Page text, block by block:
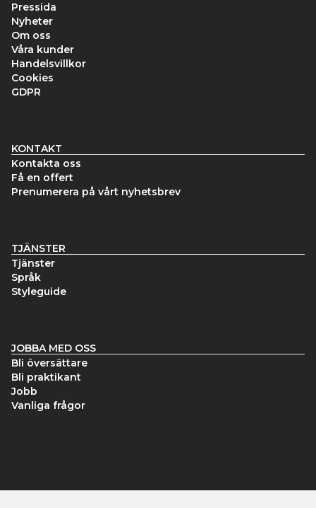
Pressida
Nyheter
Om oss
Våra kunder
Handelsvillkor
Cookies
GDPR
KONTAKT
Kontakta oss
Få en offert
Prenumerera på vårt nyhetsbrev
TJÄNSTER
Tjänster
Språk
Styleguide
JOBBA MED OSS
Bli översättare
Bli praktikant
Jobb
Vanliga frågor